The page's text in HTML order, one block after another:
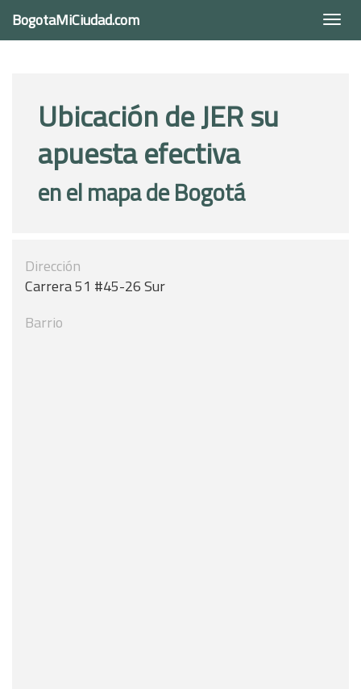
BogotaMiCiudad.com
Ubicación de JER su
apuesta efectiva
en el mapa de Bogotá
Dirección
Carrera 51 #45-26 Sur
Barrio